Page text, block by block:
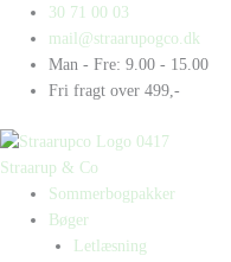
indholdet
30 71 00 03
mail@straarupogco.dk
Man - Fre: 9.00 - 15.00
Fri fragt over 499,-
Straarup & Co
Sommerbogpakker
Bøger
Letlæsning
Products
search
Products
search
Hugo
stalker